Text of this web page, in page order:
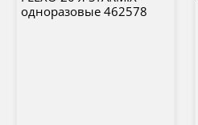
одноразовые 462578